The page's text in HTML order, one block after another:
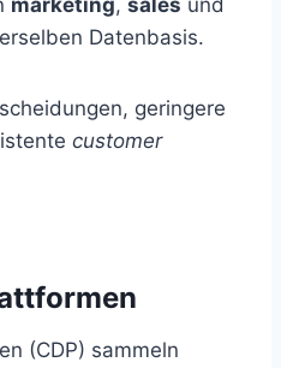
Datenbasis.
geringere
customer
(CDP) sammeln